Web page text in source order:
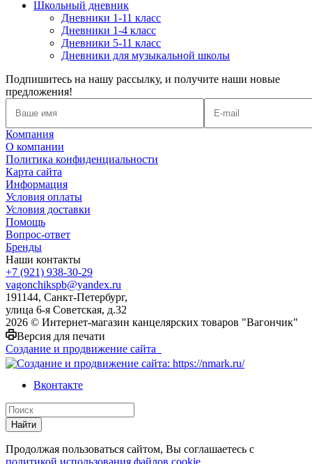
Школьный дневник
Дневники 1-11 класс
Дневники 1-4 класс
Дневники 5-11 класс
Дневники для музыкальной школы
Подпишитесь на нашу рассылку, и получите наши новые
предложения!
Компания
О компании
Политика конфиденциальности
Карта сайта
Информация
Условия оплаты
Условия доставки
Помощь
Вопрос-ответ
Бренды
Наши контакты
+7 (921) 938-30-29
vagonchikspb@yandex.ru
191144, Санкт-Петербург,
улица 6-я Советская, д.32
2026 © Интернет-магазин канцелярских товаров "Вагончик"
Версия для печати
Создание и продвижение сайта
Вконтакте
Найти
Продолжая пользоваться сайтом, Вы соглашаетесь с
политикой использования файлов cookie.